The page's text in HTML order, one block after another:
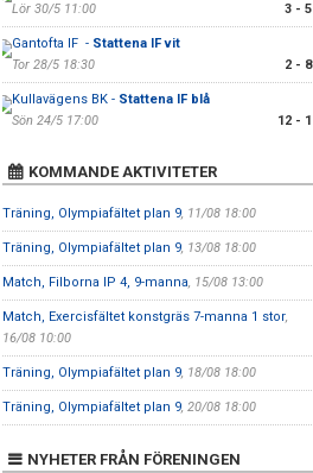
Lör 30/5 11:00
3 - 5
Gantofta IF - Stattena IF vit
Tor 28/5 18:30
2 - 8
Kullavägens BK - Stattena IF blå
Sön 24/5 17:00
12 - 1
KOMMANDE AKTIVITETER
Träning, Olympiafältet plan 9, 11/08 18:00
Träning, Olympiafältet plan 9, 13/08 18:00
Match, Filborna IP 4, 9-manna, 15/08 13:00
Match, Exercisfältet konstgräs 7-manna 1 stor,
16/08 10:00
Träning, Olympiafältet plan 9, 18/08 18:00
Träning, Olympiafältet plan 9, 20/08 18:00
NYHETER FRÅN FÖRENINGEN